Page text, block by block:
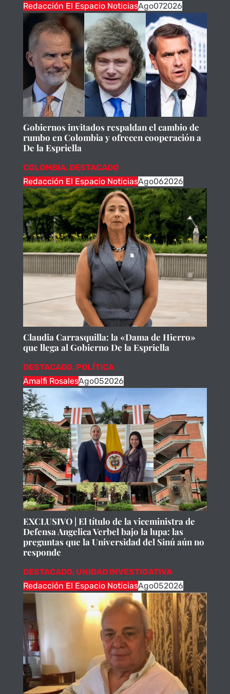
Redacción El Espacio NoticiasAgo072026
Gobiernos invitados respaldan el cambio de
rumbo en Colombia y ofrecen cooperación a
De la Espriella
COLOMBIA, DESTACADO
Redacción El Espacio NoticiasAgo062026
Claudia Carrasquilla: la «Dama de Hierro»
que llega al Gobierno De la Espriella
DESTACADO, POLÍTICA
Amalfi RosalesAgo052026
EXCLUSIVO | El título de la viceministra de
Defensa Angelica Verbel bajo la lupa: las
preguntas que la Universidad del Sinú aún no
responde
DESTACADO, UNIDAD INVESTIGATIVA
Redacción El Espacio NoticiasAgo052026